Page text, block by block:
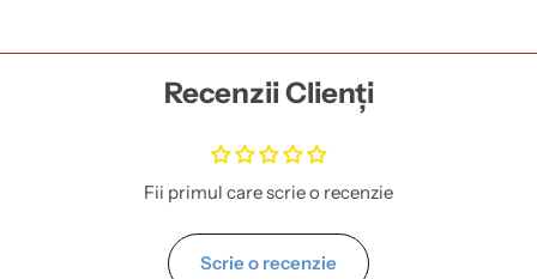
Recenzii Clienți
Fii primul care scrie o recenzie
Scrie o recenzie